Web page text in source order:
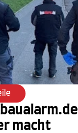
macht